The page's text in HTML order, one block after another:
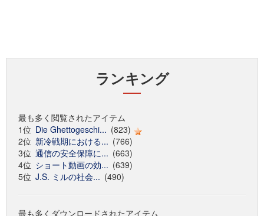
ランキング
最も多く閲覧されたアイテム
1位 Die Ghettogeschi... (823)
2位 新冷戦期における... (766)
3位 通信の安全保障に... (663)
4位 ショート動画の効... (639)
5位 J.S. ミルの社会... (490)
最も多くダウンロードされたアイテム